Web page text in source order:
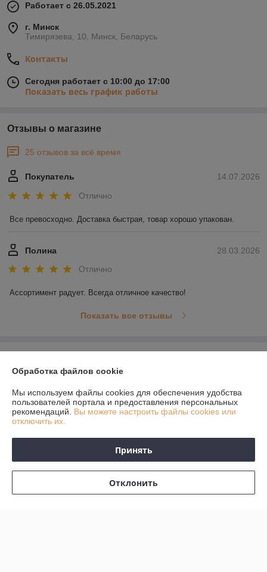
Работает с 26.05.2021
г. Минск
Тимирязева, 10, Минск, Беларусь
Контакты
Сегодня работает с 10:00 до 17:00
Показать весь график работы
Отзывы о магазине
25 отзывов за всё время
14.07.2026
Покупатель
Отлично
Все превосходно. Доставка быстрая, товар хорошо упакован.
28.03.2026
Полина
Отлично
Ассортимент радует. Всегда отличное качество!
Показать все отзывы
Доставка и оплата
График работы
Политика обработки cookies
Обработка файлов cookie
Мы используем файлы cookies для обеспечения удобства
пользователей портала и предоставления персональных
рекомендаций. Вы можете настроить файлы cookies или
отключить их.
Принять
Отклонить